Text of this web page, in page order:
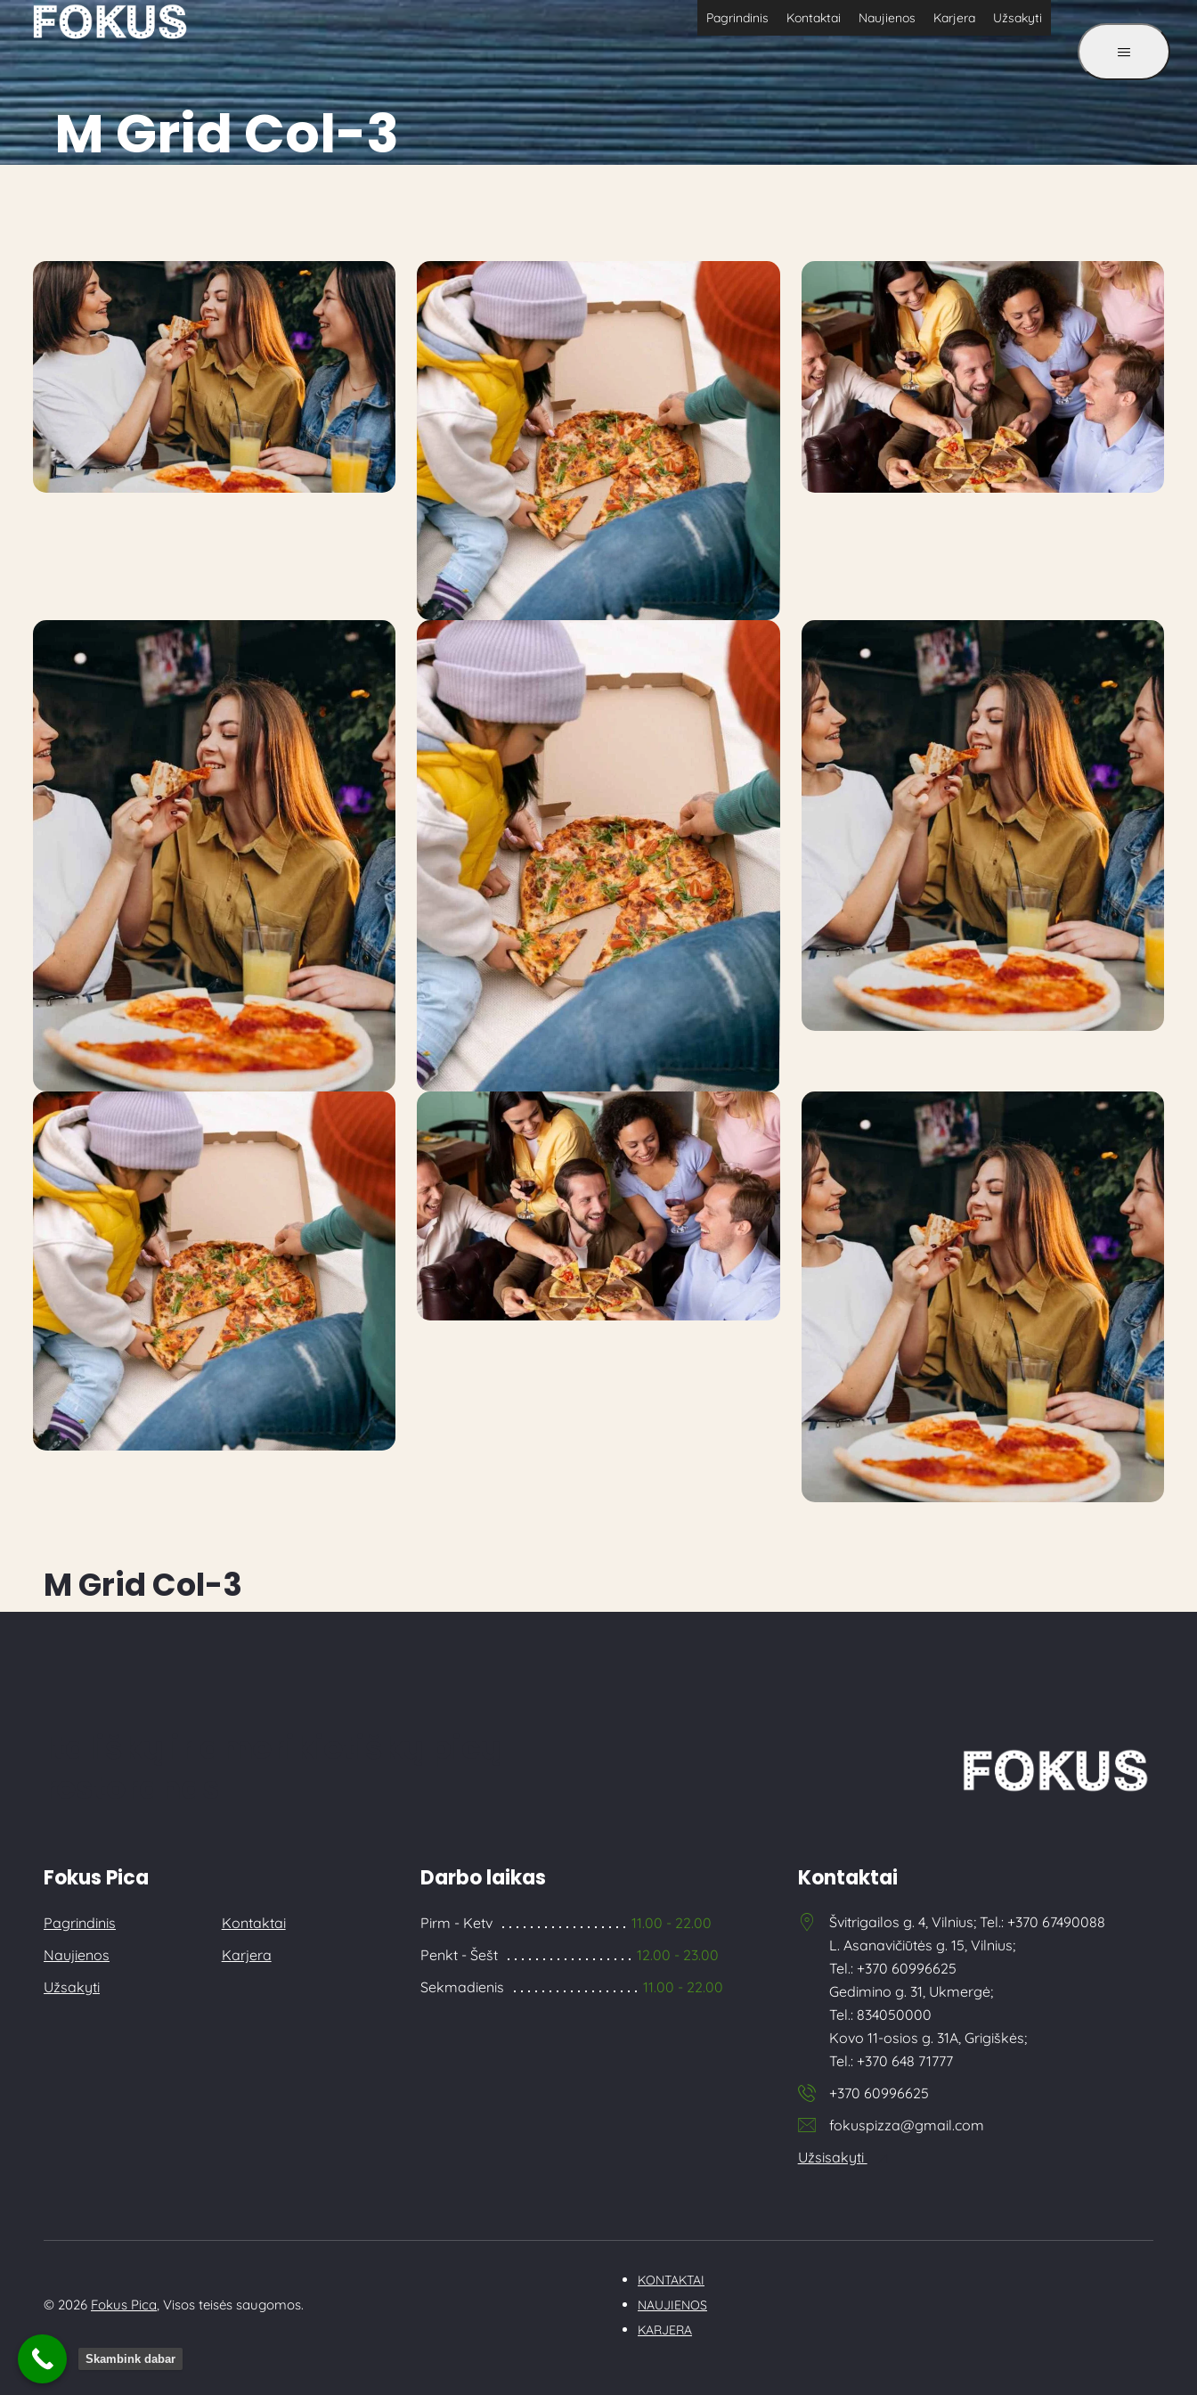
Pagrindinis Kontaktai Naujienos Karjera Užsakyti
M Grid Col-3
M Grid Col-3
Fokus Pica
Pagrindinis
Kontaktai
Naujienos
Karjera
Užsakyti
Darbo laikas
Pirm - Ketv
11.00 - 22.00
Penkt - Šešt
12.00 - 23.00
Sekmadienis
11.00 - 22.00
Kontaktai
Švitrigailos g. 4, Vilnius; Tel.: +370 67490088
L. Asanavičiūtės g. 15, Vilnius;
Tel.: +370 60996625
Gedimino g. 31, Ukmergė;
Tel.: 834050000
Kovo 11-osios g. 31A, Grigiškės;
Tel.: +370 648 71777
+370 60996625
fokuspizza@gmail.com
Užsisakyti
© 2026 Fokus Pica, Visos teisės saugomos.
KONTAKTAI
NAUJIENOS
KARJERA
Skambink dabar